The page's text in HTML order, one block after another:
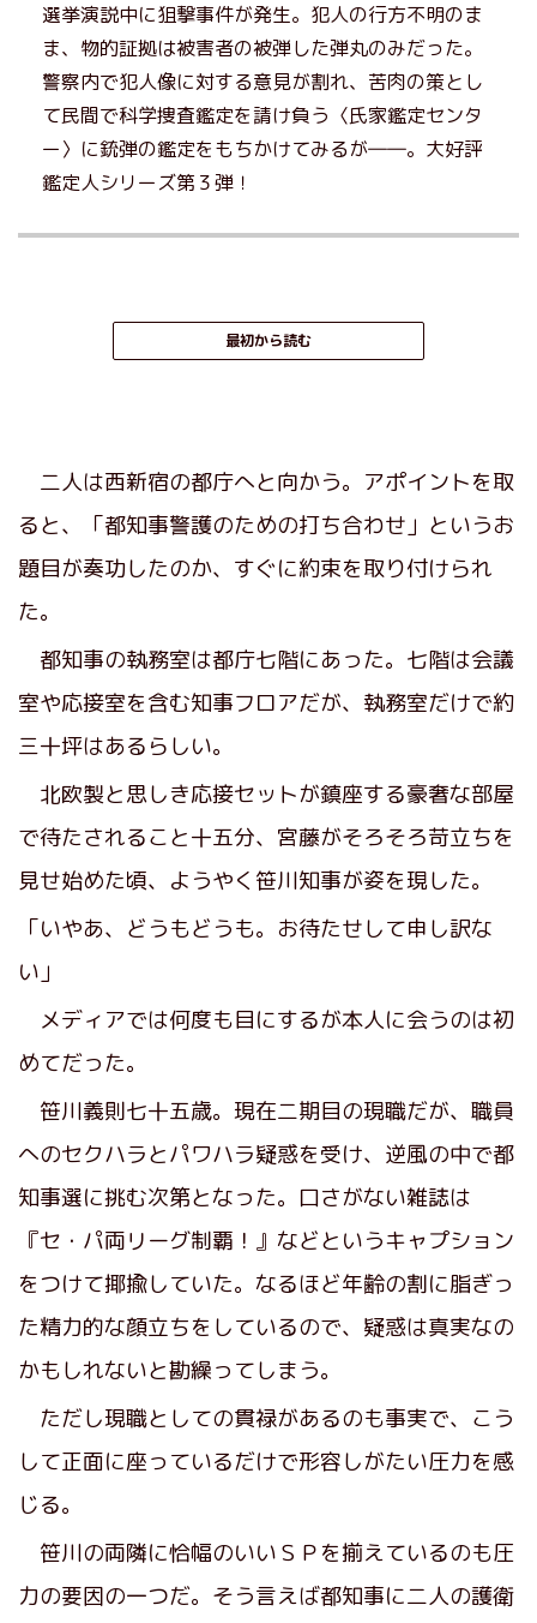
選挙演説中に狙撃事件が発生。犯人の行方不明のま
ま、物的証拠は被害者の被弾した弾丸のみだった。
警察内で犯人像に対する意見が割れ、苦肉の策とし
て民間で科学捜査鑑定を請け負う〈氏家鑑定センタ
ー〉に銃弾の鑑定をもちかけてみるが――。大好評
鑑定人シリーズ第３弾！
最初から読む
二人は西新宿の都庁へと向かう。アポイントを取
ると、「都知事警護のための打ち合わせ」というお
題目が奏功したのか、すぐに約束を取り付けられ
た。
都知事の執務室は都庁七階にあった。七階は会議
室や応接室を含む知事フロアだが、執務室だけで約
三十坪はあるらしい。
北欧製と思しき応接セットが鎮座する豪奢な部屋
で待たされること十五分、宮藤がそろそろ苛立ちを
見せ始めた頃、ようやく笹川知事が姿を現した。
「いやあ、どうもどうも。お待たせして申し訳な
い」
メディアでは何度も目にするが本人に会うのは初
めてだった。
笹川義則七十五歳。現在二期目の現職だが、職員
へのセクハラとパワハラ疑惑を受け、逆風の中で都
知事選に挑む次第となった。口さがない雑誌は
『セ・パ両リーグ制覇！』などというキャプション
をつけて揶揄していた。なるほど年齢の割に脂ぎっ
た精力的な顔立ちをしているので、疑惑は真実なの
かもしれないと勘繰ってしまう。
ただし現職としての貫禄があるのも事実で、こう
して正面に座っているだけで形容しがたい圧力を感
じる。
笹川の両隣に恰幅のいいＳＰを揃えているのも圧
力の要因の一つだ。そう言えば都知事に二人の護衛